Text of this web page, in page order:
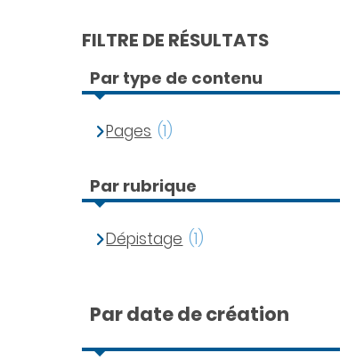
FILTRE DE RÉSULTATS
Par type de contenu
Pages (1)
Par rubrique
Dépistage (1)
Par date de création